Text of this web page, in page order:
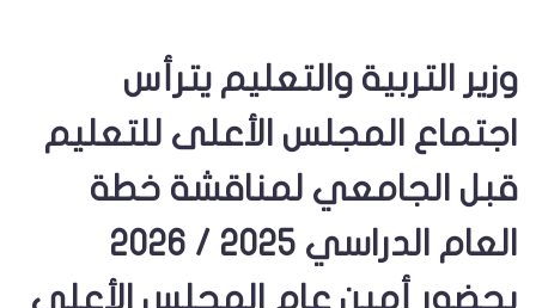
وزير التربية والتعليم يترأس
اجتماع المجلس الأعلى للتعليم
قبل الجامعي لمناقشة خطة
العام الدراسي 2025 / 2026
بحضور أمين عام المجلس الأعلى